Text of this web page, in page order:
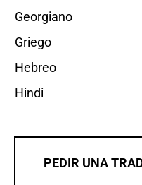
Georgiano
Griego
Hebreo
Hindi
PEDIR UNA